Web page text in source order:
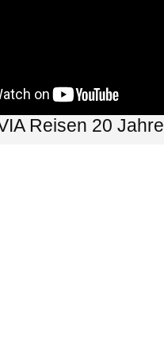
Reisen 20 Jahre